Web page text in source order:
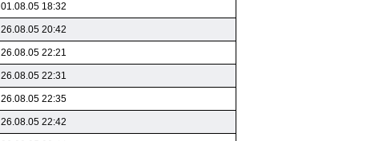
01.08.05 18:32
26.08.05 20:42
26.08.05 22:21
26.08.05 22:31
26.08.05 22:35
26.08.05 22:42